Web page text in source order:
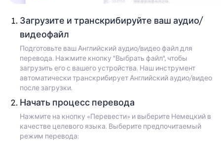
Загрузите и транскрибируйте ваш аудио/
видеофайл
Подготовьте ваш Английский аудио/видео файл для
перевода. Нажмите кнопку "Выбрать файл", чтобы
загрузить его с вашего устройства. Наш инструмент
автоматически транскрибирует Английский аудио/видео
после загрузки.
Начать процесс перевода
Нажмите на кнопку «Перевести» и выберите Немецкий в
качестве целевого языка. Выберите предпочитаемый
режим перевода: